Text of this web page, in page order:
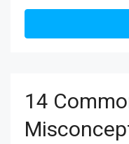
14